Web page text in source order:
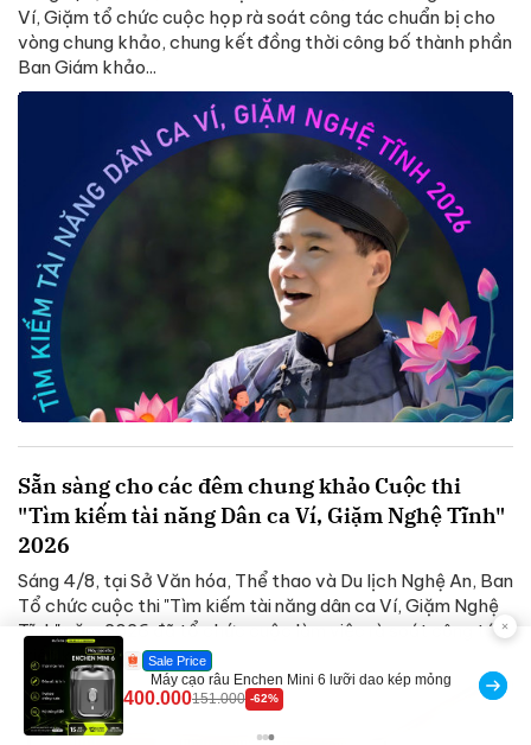
Ví, Giặm tổ chức cuộc họp rà soát công tác chuẩn bị cho
vòng chung khảo, chung kết đồng thời công bố thành phần
Ban Giám khảo...
Sẵn sàng cho các đêm chung khảo Cuộc thi
"Tìm kiếm tài năng Dân ca Ví, Giặm Nghệ Tĩnh"
2026
Sáng 4/8, tại Sở Văn hóa, Thể thao và Du lịch Nghệ An, Ban
Tổ chức cuộc thi "Tìm kiếm tài năng dân ca Ví, Giặm Nghệ
Tĩnh" năm 2026 đã tổ chức cuộc làm việc rà soát công tác
triển khai...
Best Price
GEPO Quần Short Đùi Tập Gym Cạp Cao Lưng
319.000147.030 -53%